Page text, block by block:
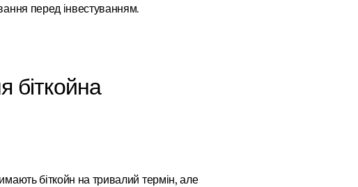
перед інвестуванням.
біткойна
біткойн на тривалий термін, але